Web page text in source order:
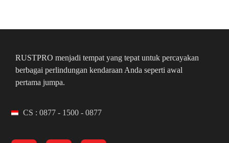
RUSTPRO menjadi tempat yang tepat untuk percayakan
berbagai perlindungan kendaraan Anda seperti awal
pertama jumpa.
CS : 0877 - 1500 - 0877